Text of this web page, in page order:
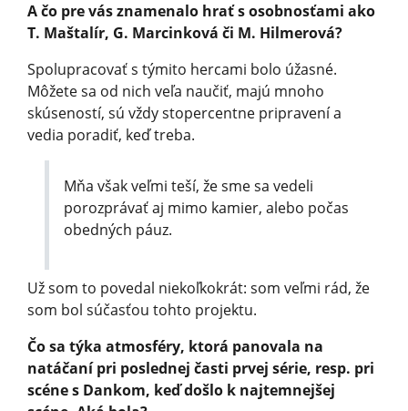
A čo pre vás znamenalo hrať s osobnosťami ako
T. Maštalír, G. Marcinková či M. Hilmerová?
Spolupracovať s týmito hercami bolo úžasné.
Môžete sa od nich veľa naučiť, majú mnoho
skúseností, sú vždy stopercentne pripravení a
vedia poradiť, keď treba.
Mňa však veľmi teší, že sme sa vedeli
porozprávať aj mimo kamier, alebo počas
obedných páuz.
Už som to povedal niekoľkokrát: som veľmi rád, že
som bol súčasťou tohto projektu.
Čo sa týka atmosféry, ktorá panovala na
natáčaní pri poslednej časti prvej série, resp. pri
scéne s Dankom, keď došlo k najtemnejšej